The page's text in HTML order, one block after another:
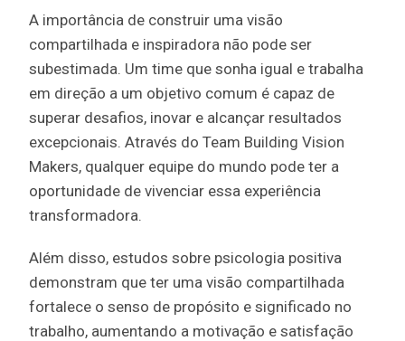
A importância de construir uma visão
compartilhada e inspiradora não pode ser
subestimada. Um time que sonha igual e trabalha
em direção a um objetivo comum é capaz de
superar desafios, inovar e alcançar resultados
excepcionais. Através do Team Building Vision
Makers, qualquer equipe do mundo pode ter a
oportunidade de vivenciar essa experiência
transformadora.
Além disso, estudos sobre psicologia positiva
demonstram que ter uma visão compartilhada
fortalece o senso de propósito e significado no
trabalho, aumentando a motivação e satisfação